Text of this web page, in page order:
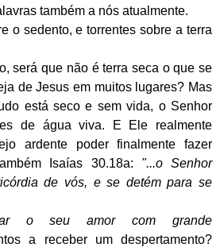
também a nós atualmente.
o sedento, e torrentes sobre a terra
será que não é terra seca o que se
de Jesus em muitos lugares? Mas
está seco e sem vida, o Senhor
de água viva. E Ele realmente
ardente poder finalmente fazer
Isaías 30.18a: "...o Senhor
de vós, e se detém para se
o seu amor com grande
a receber um despertamento?